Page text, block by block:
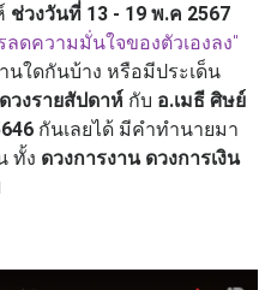
ช่วงวันที่ 13 - 19 พ.ค 2567
ลดความมั่นใจของตัวเองลง"
นใดกันบ้าง หรือมีประเด็น
วงรายสัปดาห์ กับ อ.เมธี ศิษย์
กันเลยได้ มีคำทำนายมา
ทั้ง ดวงการงาน ดวงการเงิน